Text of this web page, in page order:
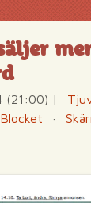
(21:00) |
Blocket ·